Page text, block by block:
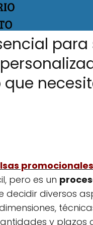
que
promocionales
pero es un
decidir diversos
y plazos